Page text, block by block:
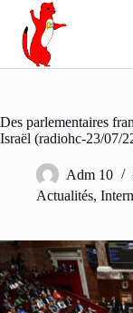
Passer
contenu
Des parlementaires
Israël (radiohc-23/07/
Adm 10
Actualités,